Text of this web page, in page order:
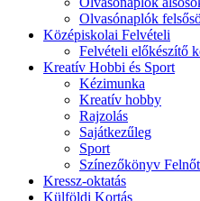
Olvasónaplók
Középiskolai Felvételi
Felvételi előkészítő
Kreatív Hobbi és Sport
Kézimunka
Kreatív hobby
Rajzolás
Sajátkezűleg
Sport
Színezőkönyv
Kressz-oktatás
Külföldi Kortás